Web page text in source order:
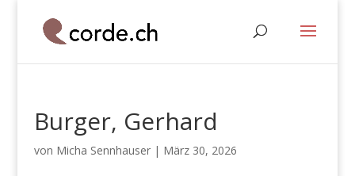
Burger, Gerhard
von Micha Sennhauser| März 30, 2026